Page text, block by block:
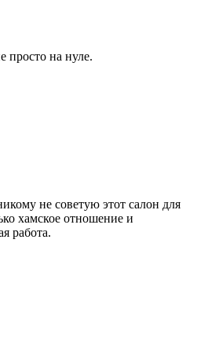
просто на нуле.
не советую этот салон для
хамское отношение и
работа.